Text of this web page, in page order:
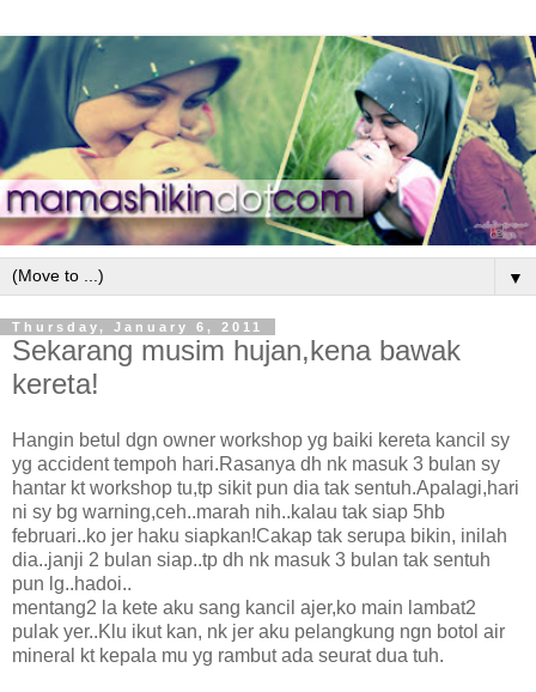
▼
Thursday, January 6, 2011
Sekarang musim hujan,kena bawak
kereta!
Hangin betul dgn owner workshop yg baiki kereta kancil sy
yg accident tempoh hari.Rasanya dh nk masuk 3 bulan sy
hantar kt workshop tu,tp sikit pun dia tak sentuh.Apalagi,hari
ni sy bg warning,ceh..marah nih..kalau tak siap 5hb
februari..ko jer haku siapkan!Cakap tak serupa bikin, inilah
dia..janji 2 bulan siap..tp dh nk masuk 3 bulan tak sentuh
pun lg..hadoi..
mentang2 la kete aku sang kancil ajer,ko main lambat2
pulak yer..Klu ikut kan, nk jer aku pelangkung ngn botol air
mineral kt kepala mu yg rambut ada seurat dua tuh.